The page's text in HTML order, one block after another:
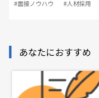
#面接ノウハウ #人材採用
あなたにおすすめ